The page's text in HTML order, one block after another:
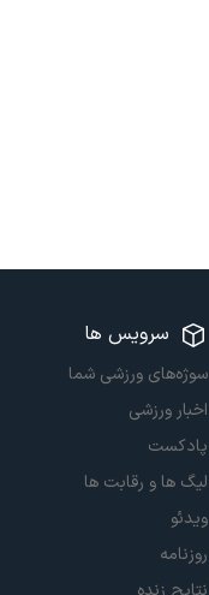
سرویس ها
سوژه‌های ورزشی شما
اخبار ورزشی
پادکست
لیگ ها و رقابت ها
ویدئو
روزنامه